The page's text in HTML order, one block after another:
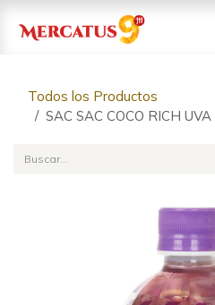
Todos los Productos
SAC SAC COCO RICH